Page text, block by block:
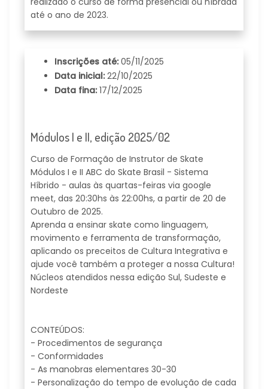
até o ano de 2023.
Inscrições até: 05/11/2025
Data inicial: 22/10/2025
Data fina: 17/12/2025
Módulos I e II, edição 2025/02
Curso de Formação de Instrutor de Skate
Módulos I e II ABC do Skate Brasil - Sistema
Híbrido - aulas às quartas-feiras via google
meet, das 20:30hs às 22:00hs, a partir de 20 de
Outubro de 2025.
Aprenda a ensinar skate como linguagem,
movimento e ferramenta de transformação,
aplicando os preceitos de Cultura Integrativa e
ajude você também a proteger a nossa Cultura!
Núcleos atendidos nessa edição Sul, Sudeste e
Nordeste
CONTEÚDOS:
- Procedimentos de segurança
- Conformidades
- As manobras elementares 30-30
- Personalização do tempo de evolução de cada